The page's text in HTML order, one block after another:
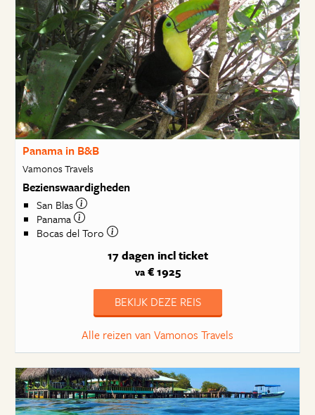
Panama in B&B
Vamonos Travels
Bezienswaardigheden
San Blas
Panama
Bocas del Toro
17 dagen incl ticket
va€ 1925
BEKIJK DEZE REIS
Alle reizen van Vamonos Travels